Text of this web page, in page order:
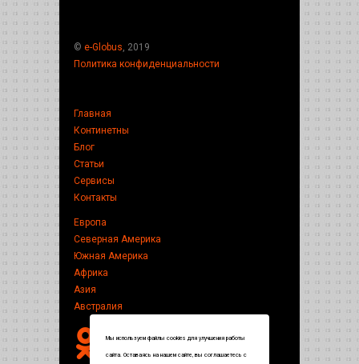
© e-Globus , 2019
Политика конфиденциальности
Главная
Континетны
Блог
Статьи
Сервисы
Контакты
Европа
Северная Америка
Южная Америка
Африка
Азия
Австралия
Мы используем файлы cookies для улучшения работы
сайта. Оставаясь на нашем сайте, вы соглашаетесь с